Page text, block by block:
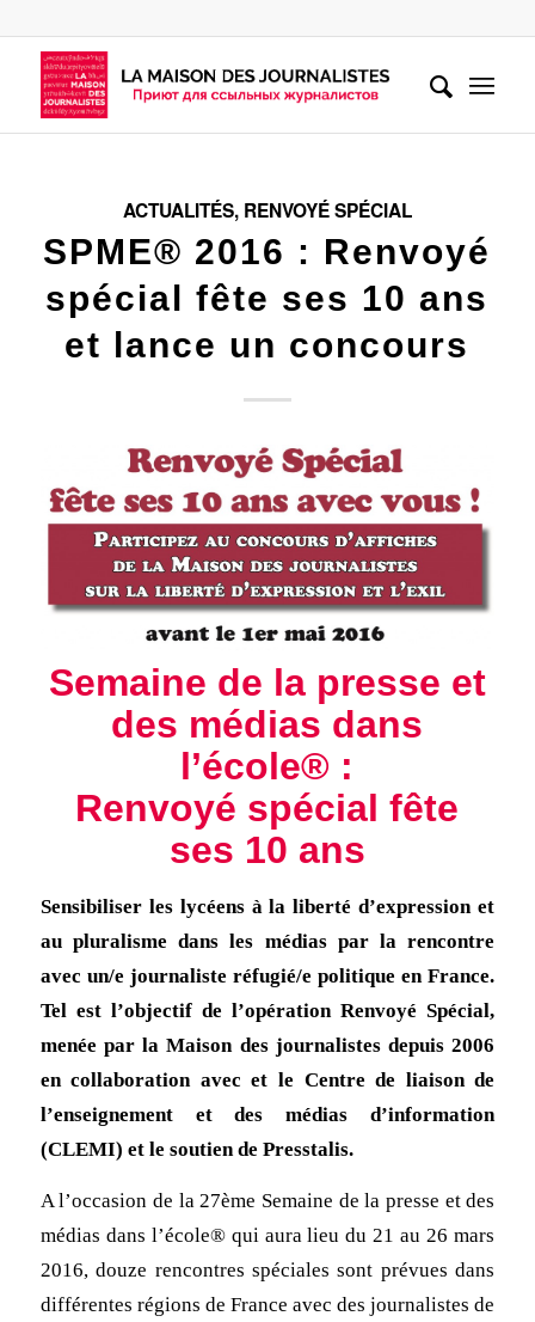
ACTUALITÉS, RENVOYÉ SPÉCIAL
SPME® 2016 : Renvoyé
spécial fête ses 10 ans
et lance un concours
Semaine de la presse et
des médias dans
l’école® :
Renvoyé spécial fête
ses 10 ans
Sensibiliser les lycéens à la liberté d’expression et
au pluralisme dans les médias par la rencontre
avec un/e journaliste réfugié/e politique en France.
Tel est l’objectif de l’opération Renvoyé Spécial,
menée par la Maison des journalistes depuis 2006
en collaboration avec et le Centre de liaison de
l’enseignement et des médias d’information
(CLEMI) et le soutien de Presstalis.
A l’occasion de la 27ème Semaine de la presse et des
médias dans l’école® qui aura lieu du 21 au 26 mars
2016, douze rencontres spéciales sont prévues dans
différentes régions de France avec des journalistes de